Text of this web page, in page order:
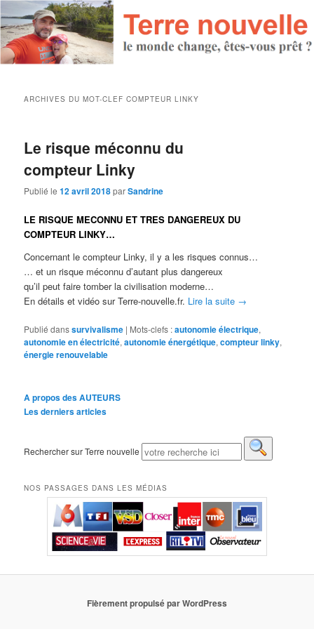
ARCHIVES DU MOT-CLEFCOMPTEUR LINKY
Le risque méconnu du
compteur Linky
Publié le12 avril 2018parSandrine
LE RISQUE MECONNU ET TRES DANGEREUX DU
COMPTEUR LINKY…
Concernant le compteur Linky, il y a les risques connus…
… et un risque méconnu d’autant plus dangereux
qu’il peut faire tomber la civilisation moderne…
En détails et vidéo sur Terre-nouvelle.fr. Lire la suite →
Publié danssurvivalisme | Mots-clefs :autonomie électrique,
autonomie en électricité,autonomie énergétique,compteur linky,
énergie renouvelable
A propos des AUTEURS
Les derniers articles
Rechercher sur Terre nouvelle
NOS PASSAGES DANS LES MÉDIAS
Fièrement propulsé par WordPress